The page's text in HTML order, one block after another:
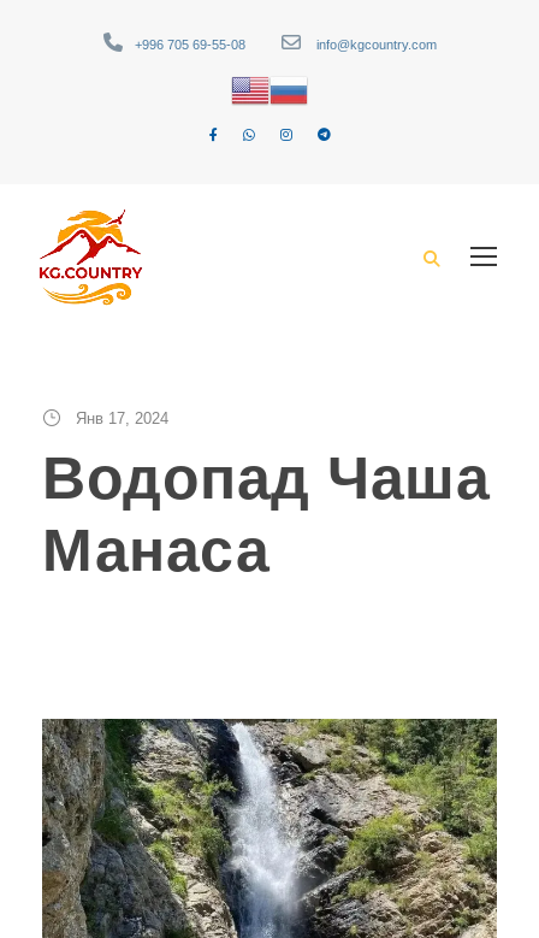
+996 705 69-55-08 info@kgcountry.com
Янв 17, 2024
Водопад Чаша
Манаса